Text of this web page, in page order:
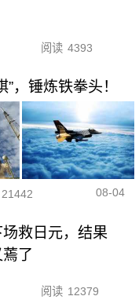
阅读 4393
，锤炼铁拳头！
21442 08-04
救日元，结果
了
阅读 12379